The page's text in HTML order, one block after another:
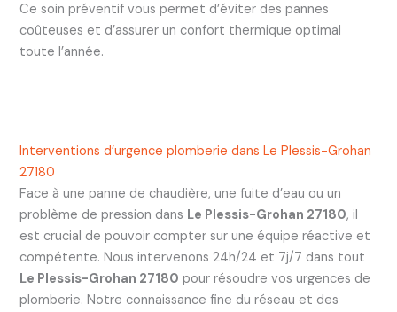
Ce soin préventif vous permet d’éviter des pannes
coûteuses et d’assurer un confort thermique optimal
toute l’année.
Interventions d’urgence plomberie dans Le Plessis-Grohan
27180
Face à une panne de chaudière, une fuite d’eau ou un
problème de pression dans Le Plessis-Grohan 27180, il
est crucial de pouvoir compter sur une équipe réactive et
compétente. Nous intervenons 24h/24 et 7j/7 dans tout
Le Plessis-Grohan 27180 pour résoudre vos urgences de
plomberie. Notre connaissance fine du réseau et des